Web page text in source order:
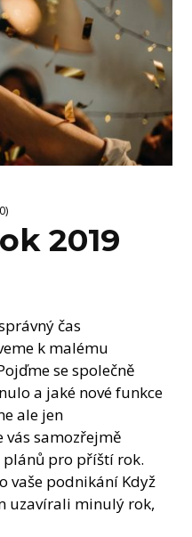
2019
čas
k malému
se společně
a jaké nové funkce
ale jen
samozřejmě
pro příští rok.
vaše podnikání Když
uzavírali minulý rok,